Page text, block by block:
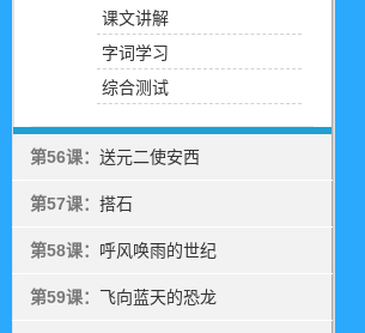
课文讲解
字词学习
综合测试
第56课： 送元二使安西
第57课： 搭石
第58课： 呼风唤雨的世纪
第59课： 飞向蓝天的恐龙